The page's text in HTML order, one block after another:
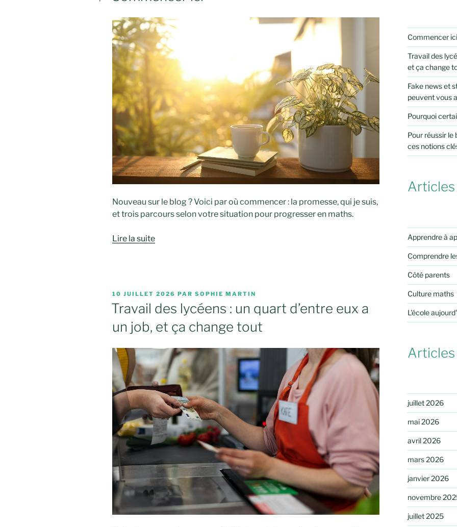
Nouveau sur le blog ? Voici par où commencer : la promesse, qui je suis,
et trois parcours selon votre situation pour progresser en maths.
Lire la suite
PUBLIÉ
LE
10 JUILLET 2026 PAR SOPHIE MARTIN
Travail des lycéens : un quart d’entre eux a
un job, et ça change tout
Commencer ici
Travail des
et ça change
Fake news et
peuvent vous
Pourquoi
Pour réussir le
ces notions
Apprendre à
Comprendre
Côté parents
Culture maths
L'école
juillet 2026
mai 2026
avril 2026
mars 2026
janvier 2026
novembre
juillet 2025